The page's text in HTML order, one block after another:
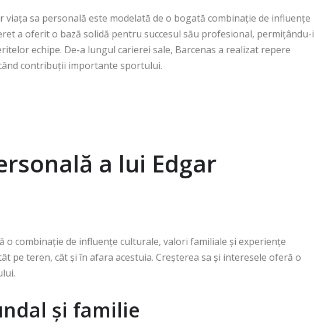
sa personală este modelată de o bogată combinație de influențe
a oferit o bază solidă pentru succesul său profesional, permițându-i
echipe. De-a lungul carierei sale, Barcenas a realizat repere
contribuții importante sportului.
a lui Edgar
o combinație de influențe culturale, valori familiale și experiențe
pe teren, cât și în afara acestuia. Creșterea sa și interesele oferă o
și familie